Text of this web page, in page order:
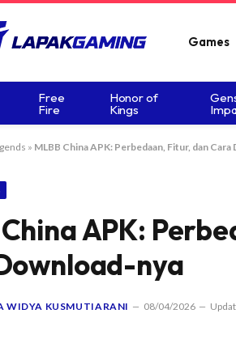
Games
Free
Fire
Honor of
Kings
» MLBB China APK: Perbedaan, Fitur, dan
APK:
nya
WIDYA KUSMUTIARANI 08/04/2026